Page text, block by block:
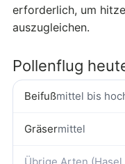
erforderlich, um
auszugleichen.
Pollenflug
Beifußmittel bis
Gräsermittel
Übrige Arten